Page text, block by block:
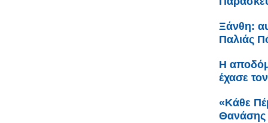
Ξάνθη:
Παλιάς
Η
έχασε
«Κάθε
Θανάσης